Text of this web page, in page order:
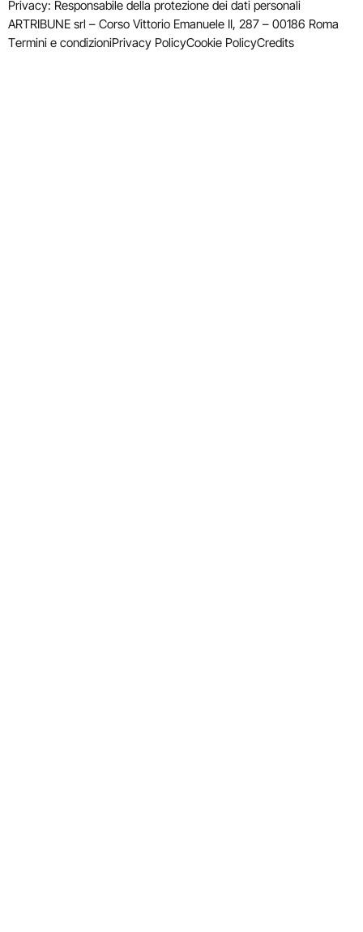
Privacy: Responsabile della protezione dei dati personali
ARTRIBUNE srl – Corso Vittorio Emanuele II, 287 – 00186 Roma
Termini e condizioniPrivacy PolicyCookie PolicyCredits